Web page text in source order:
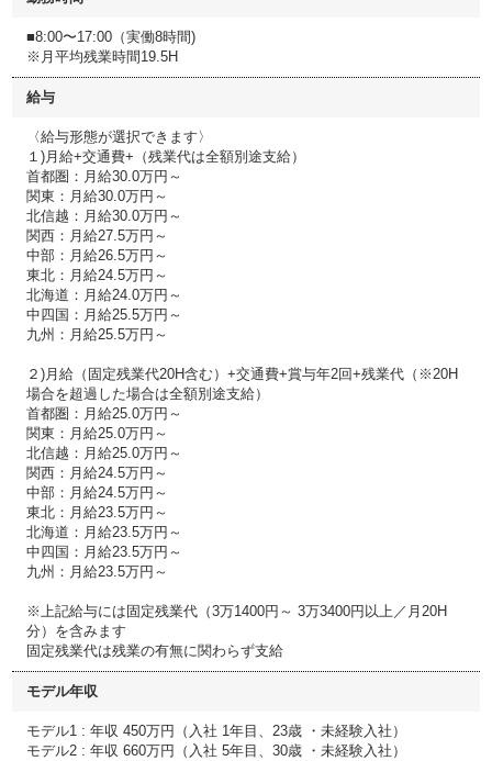
■8:00〜17:00（実働8時間)
※月平均残業時間19.5H
給与
〈給与形態が選択できます〉
１)月給+交通費+（残業代は全額別途支給）
首都圏：月給30.0万円～
関東：月給30.0万円～
北信越：月給30.0万円～
関西：月給27.5万円～
中部：月給26.5万円～
東北：月給24.5万円～
北海道：月給24.0万円～
中四国：月給25.5万円～
九州：月給25.5万円～
２)月給（固定残業代20H含む）+交通費+賞与年2回+残業代（※20H
場合を超過した場合は全額別途支給）
首都圏：月給25.0万円～
関東：月給25.0万円～
北信越：月給25.0万円～
関西：月給24.5万円～
中部：月給24.5万円～
東北：月給23.5万円～
北海道：月給23.5万円～
中四国：月給23.5万円～
九州：月給23.5万円～
※上記給与には固定残業代（3万1400円～ 3万3400円以上／月20H
分）を含みます
固定残業代は残業の有無に関わらず支給
モデル年収
モデル1 : 年収 450万円（入社 1年目、23歳 ・未経験入社）
モデル2 : 年収 660万円（入社 5年目、30歳 ・未経験入社）